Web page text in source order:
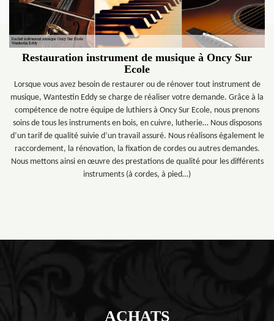
Restauration instrument de musique à Oncy Sur
Ecole
Lorsque vous avez besoin de restaurer ou de rénover tout instrument de
musique, Wantestin Eddy se charge de réaliser votre demande. Grâce à la
compétence de notre équipe de luthiers à Oncy Sur Ecole, nous prenons
soins de tous les instruments en bois, en cuivre, lutherie… Nous disposons
d’un tarif de qualité suivie d’un travail assuré. Nous réalisons également le
raccordement, la rénovation, la fixation de cordes ou autres demandes.
Nous mettons ainsi en œuvre des prestations de qualité pour les différents
instruments (à cordes, à pied…)
ACHATS